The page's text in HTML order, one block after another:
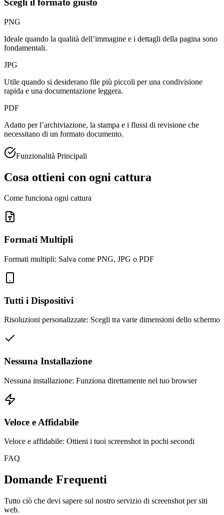
Scegli il formato giusto
PNG
Ideale quando la qualità dell’immagine e i dettagli della pagina sono
fondamentali.
JPG
Utile quando si desiderano file più piccoli per una condivisione
rapida e una documentazione leggera.
PDF
Adatto per l’archiviazione, la stampa e i flussi di revisione che
necessitano di un formato documento.
Funzionalità Principali
Cosa ottieni con ogni cattura
Come funciona ogni cattura
Formati Multipli
Formati multipli: Salva come PNG, JPG o PDF
Tutti i Dispositivi
Risoluzioni personalizzate: Scegli tra varie dimensioni dello schermo
Nessuna Installazione
Nessuna installazione: Funziona direttamente nel tuo browser
Veloce e Affidabile
Veloce e affidabile: Ottieni i tuoi screenshot in pochi secondi
FAQ
Domande Frequenti
Tutto ciò che devi sapere sul nostro servizio di screenshot per siti
web.